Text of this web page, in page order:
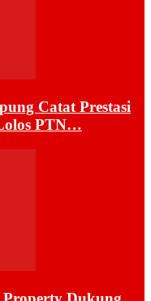
Catat Prestasi
PTN…